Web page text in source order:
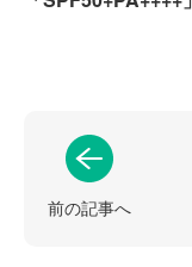
前の記事へ